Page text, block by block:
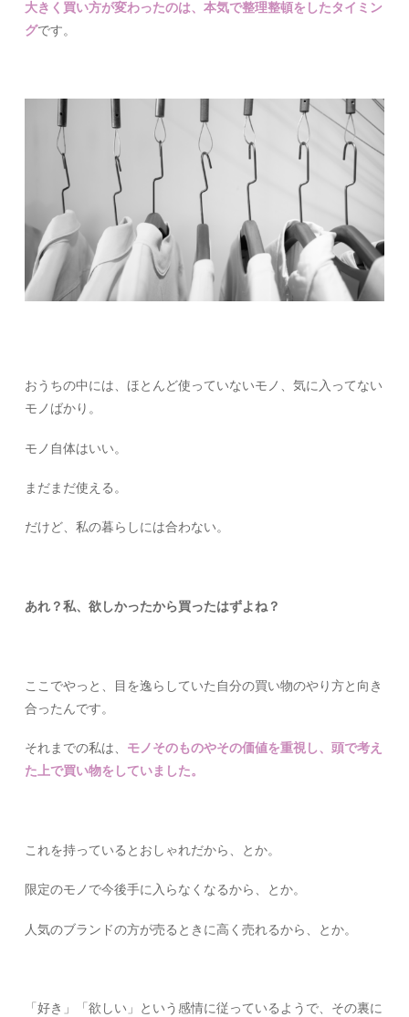
大きく買い方が変わったのは、本気で整理整頓をしたタイミン
グです。
おうちの中には、ほとんど使っていないモノ、気に入ってない
モノばかり。
モノ自体はいい。
まだまだ使える。
だけど、私の暮らしには合わない。
あれ？私、欲しかったから買ったはずよね？
ここでやっと、目を逸らしていた自分の買い物のやり方と向き
合ったんです。
それまでの私は、 モノそのものやその価値を重視し、頭で考え
た上で買い物をしていました。
これを持っているとおしゃれだから、とか。
限定のモノで今後手に入らなくなるから、とか。
人気のブランドの方が売るときに高く売れるから、とか。
「好き」「欲しい」という感情に従っているようで、その裏に